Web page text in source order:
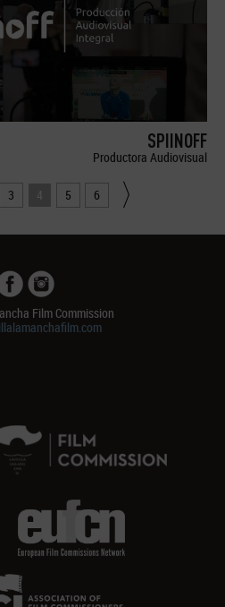
SPIINOFF
Productora Audiovisual
3 4 5 6
Film Commission